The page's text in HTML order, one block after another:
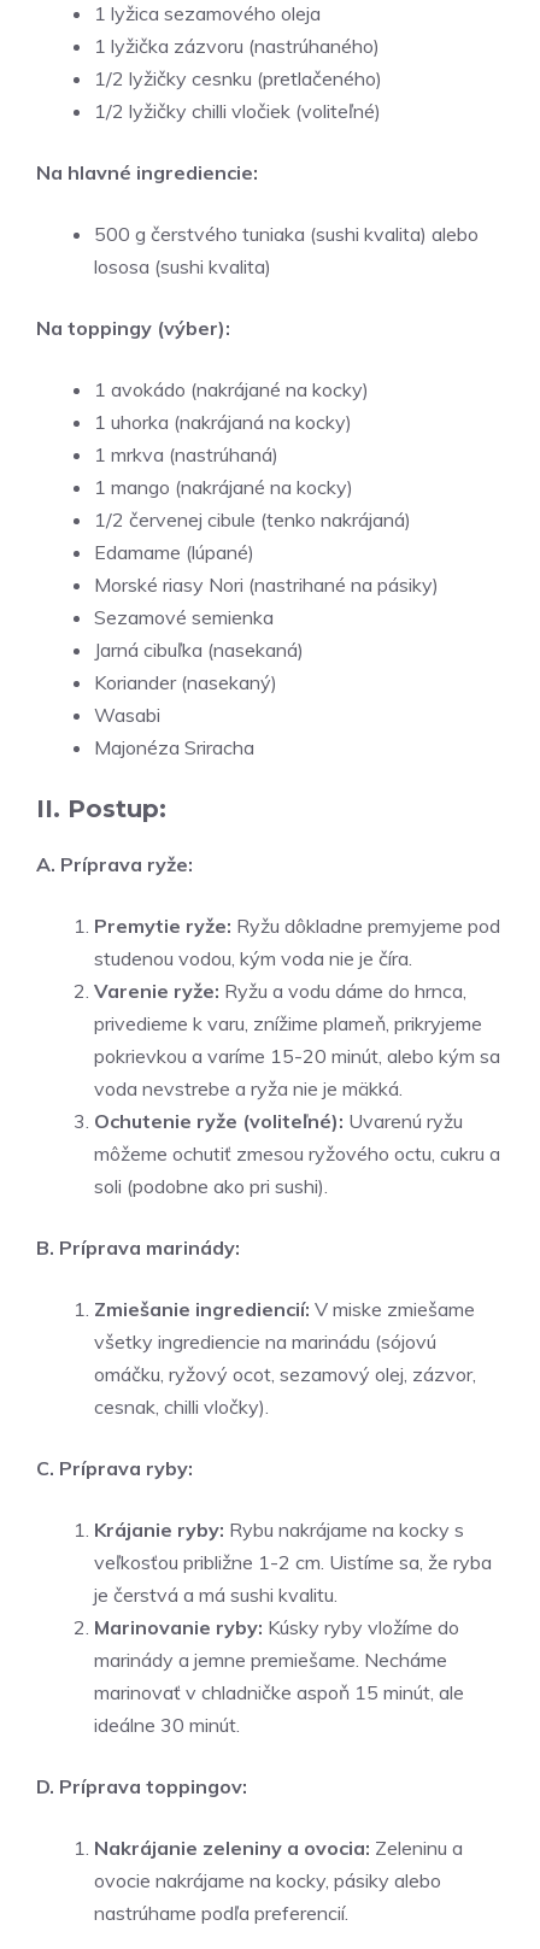
1 lyžica sezamového oleja
1 lyžička zázvoru (nastrúhaného)
1/2 lyžičky cesnku (pretlačeného)
1/2 lyžičky chilli vločiek (voliteľné)
Na hlavné ingrediencie:
500 g čerstvého tuniaka (sushi kvalita) alebo
lososa (sushi kvalita)
Na toppingy (výber):
1 avokádo (nakrájané na kocky)
1 uhorka (nakrájaná na kocky)
1 mrkva (nastrúhaná)
1 mango (nakrájané na kocky)
1/2 červenej cibule (tenko nakrájaná)
Edamame (lúpané)
Morské riasy Nori (nastrihané na pásiky)
Sezamové semienka
Jarná cibuľka (nasekaná)
Koriander (nasekaný)
Wasabi
Majonéza Sriracha
II. Postup:
A. Príprava ryže:
Premytie ryže: Ryžu dôkladne premyjeme pod
studenou vodou, kým voda nie je číra.
Varenie ryže: Ryžu a vodu dáme do hrnca,
privedieme k varu, znížime plameň, prikryjeme
pokrievkou a varíme 15-20 minút, alebo kým sa
voda nevstrebe a ryža nie je mäkká.
Ochutenie ryže (voliteľné): Uvarenú ryžu
môžeme ochutiť zmesou ryžového octu, cukru a
soli (podobne ako pri sushi).
B. Príprava marinády:
Zmiešanie ingrediencií: V miske zmiešame
všetky ingrediencie na marinádu (sójovú
omáčku, ryžový ocot, sezamový olej, zázvor,
cesnak, chilli vločky).
C. Príprava ryby:
Krájanie ryby: Rybu nakrájame na kocky s
veľkosťou približne 1-2 cm. Uistíme sa, že ryba
je čerstvá a má sushi kvalitu.
Marinovanie ryby: Kúsky ryby vložíme do
marinády a jemne premiešame. Necháme
marinovať v chladničke aspoň 15 minút, ale
ideálne 30 minút.
D. Príprava toppingov:
Nakrájanie zeleniny a ovocia: Zeleninu a
ovocie nakrájame na kocky, pásiky alebo
nastrúhame podľa preferencií.